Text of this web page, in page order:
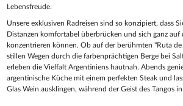
Lebensfreude.
Unsere exklusiven Radreisen sind so konzipiert, dass
Distanzen komfortabel überbrücken und sich ganz auf
konzentrieren können. Ob auf der berühmten "Ruta de
stillen Wegen durch die farbenprächtigen Berge bei
erleben die Vielfalt Argentiniens hautnah. Abends
argentinische Küche mit einem perfekten Steak und
Glas Wein ausklingen, während der Geist des Tangos